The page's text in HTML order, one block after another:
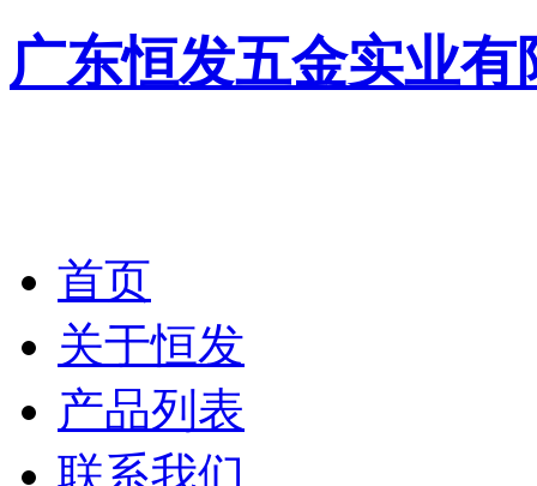
广东恒发五金实业有
首页
关于恒发
产品列表
联系我们